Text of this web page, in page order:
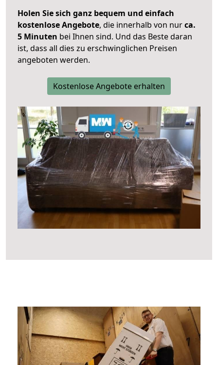
Holen Sie sich ganz bequem und einfach
kostenlose Angebote, die innerhalb von nurca.
5 Minuten bei Ihnen sind. Und das Beste daran
ist, dass all dies zu erschwinglichen Preisen
angeboten werden.
Kostenlose Angebote erhalten